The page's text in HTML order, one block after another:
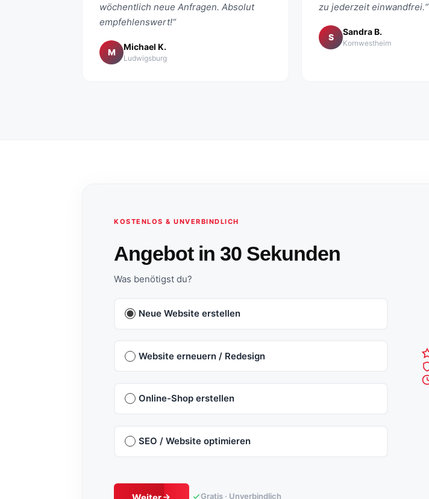
wöchentlich neue Anfragen. Absolut
empfehlenswert!“
M
Michael K.
Ludwigsburg
zu jederzeit einwandfrei.“
S
Sandra B.
Kornwestheim
KOSTENLOS & UNVERBINDLICH
Angebot in 30 Sekunden
Was benötigst du?
Neue Website erstellen
Website erneuern / Redesign
Online-Shop erstellen
SEO / Website optimieren
Gratis · Unverbindlich